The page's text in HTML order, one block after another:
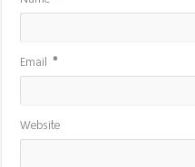
Email*
Website